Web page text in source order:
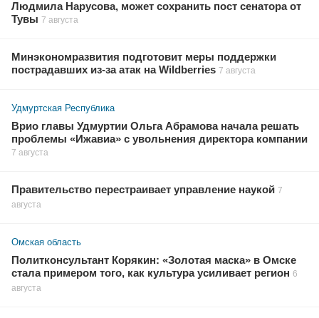
Людмила Нарусова, может сохранить пост сенатора от
Тувы 7 августа
Минэкономразвития подготовит меры поддержки
пострадавших из-за атак на Wildberries 7 августа
Удмуртская Республика
Врио главы Удмуртии Ольга Абрамова начала решать
проблемы «Ижавиа» с увольнения директора компании
7 августа
Правительство перестраивает управление наукой 7
августа
Омская область
Политконсультант Корякин: «Золотая маска» в Омске
стала примером того, как культура усиливает регион 6
августа